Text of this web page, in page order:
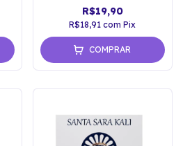
R$19,90
R$18,91com Pix
COMPRAR